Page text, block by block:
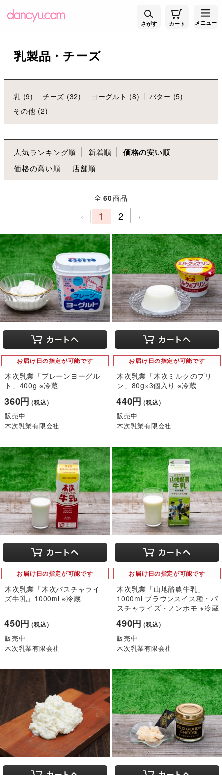
さがす カート メニュー
乳製品・チーズ
乳 (9) チーズ (32) ヨーグルト (8)
バター (5)
その他 (2)
人気ランキング順 新着順 価格の安い順
価格の高い順 店舗順
全 60商品
‹ 1 2 ›
お届け日の指定が可能です
木次乳業「プレーンヨーグル
ト」400g ※冷蔵
360円（税込）
販売中
木次乳業有限会社
お届け日の指定が可能です
木次乳業「木次ミルクのプリ
ン」80g×3個入り ※冷蔵
440円（税込）
販売中
木次乳業有限会社
お届け日の指定が可能です
木次乳業「木次パスチャライ
ズ牛乳」1000ml ※冷蔵
450円 （税込）
販売中
木次乳業有限会社
お届け日の指定が可能です
木次乳業「山地酪農牛乳」
1000ml ブラウンスイス種・パ
スチャライズ・ノンホモ ※冷蔵
490円 （税込）
販売中
木次乳業有限会社